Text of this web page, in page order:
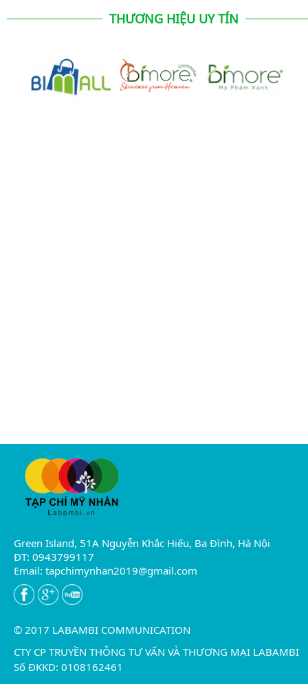
THƯƠNG HIỆU UY TÍN
Green Island, 51A Nguyễn Khắc Hiếu, Ba Đình, Hà Nội
ĐT: 0943799117
Email: tapchimynhan2019@gmail.com
© 2017 LABAMBI COMMUNICATION
CTY CP TRUYỀN THÔNG TƯ VẤN VÀ THƯƠNG MẠI LABAMBI
Số ĐKKD: 0108162461